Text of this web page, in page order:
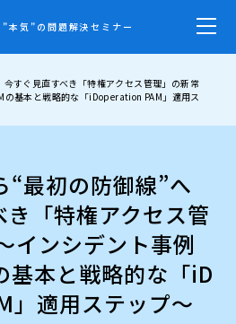
本気”の問題解決セミナー
すぐ見直すべき「特権アクセス管理」の新常
の基本と戦略的な「iDoperation PAM」適用ス
“最初の防御線”へ
き「特権アクセス管
インシデント事例
基本と戦略的な「iD
適用ステップ～